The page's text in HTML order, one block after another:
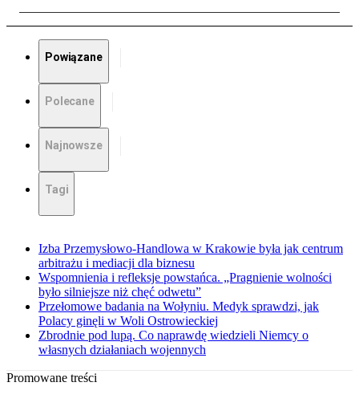
Powiązane
Polecane
Najnowsze
Tagi
Izba Przemysłowo-Handlowa w Krakowie była jak centrum
arbitrażu i mediacji dla biznesu
Wspomnienia i refleksje powstańca. „Pragnienie wolności
było silniejsze niż chęć odwetu”
Przełomowe badania na Wołyniu. Medyk sprawdzi, jak
Polacy ginęli w Woli Ostrowieckiej
Zbrodnie pod lupą. Co naprawdę wiedzieli Niemcy o
własnych działaniach wojennych
Promowane treści